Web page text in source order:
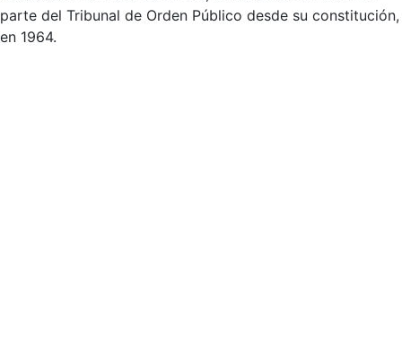
parte del Tribunal de Orden Público desde su constitución,
en 1964.